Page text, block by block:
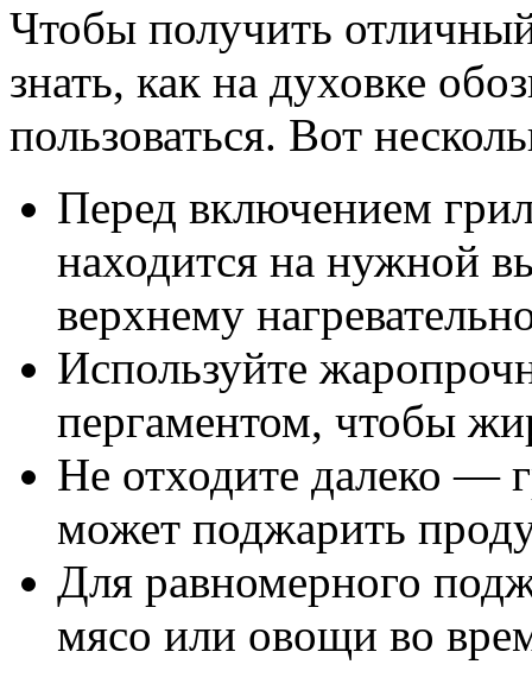
Чтобы получить
знать, как на духовке
пользоваться. Вот
Перед включением
находится на нужной
верхнему
Используйте
пергаментом, чтобы
Не отходите далеко —
может поджарить
Для равномерного
мясо или овощи во